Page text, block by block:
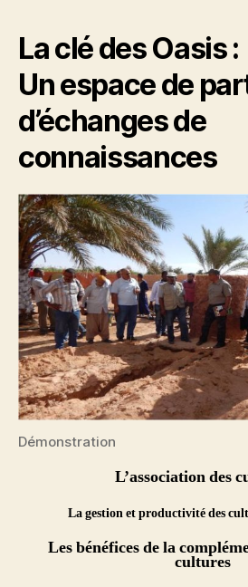
La clé des Oasis :
Un espace de
d’échanges de
connaissances
Démonstration
L’association des
La gestion et productivité des
Les bénéfices de la
cultures